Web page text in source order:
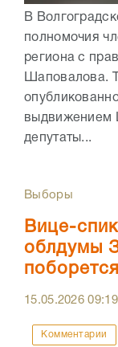
В
полномочия
региона с
Шаповалова.
выдвижением
депутаты...
Выборы
Вице-
облдумы
15.05.202609:19
Комментарии